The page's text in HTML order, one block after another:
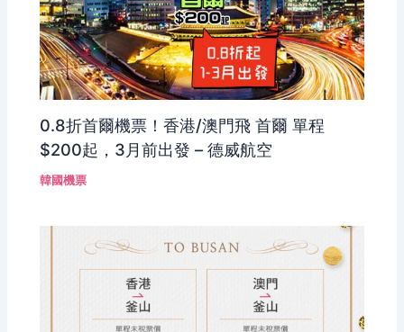
0.8折首爾機票！香港/澳門飛 首爾 單程
$200起，3月前出發 – 德威航空
韓國機票